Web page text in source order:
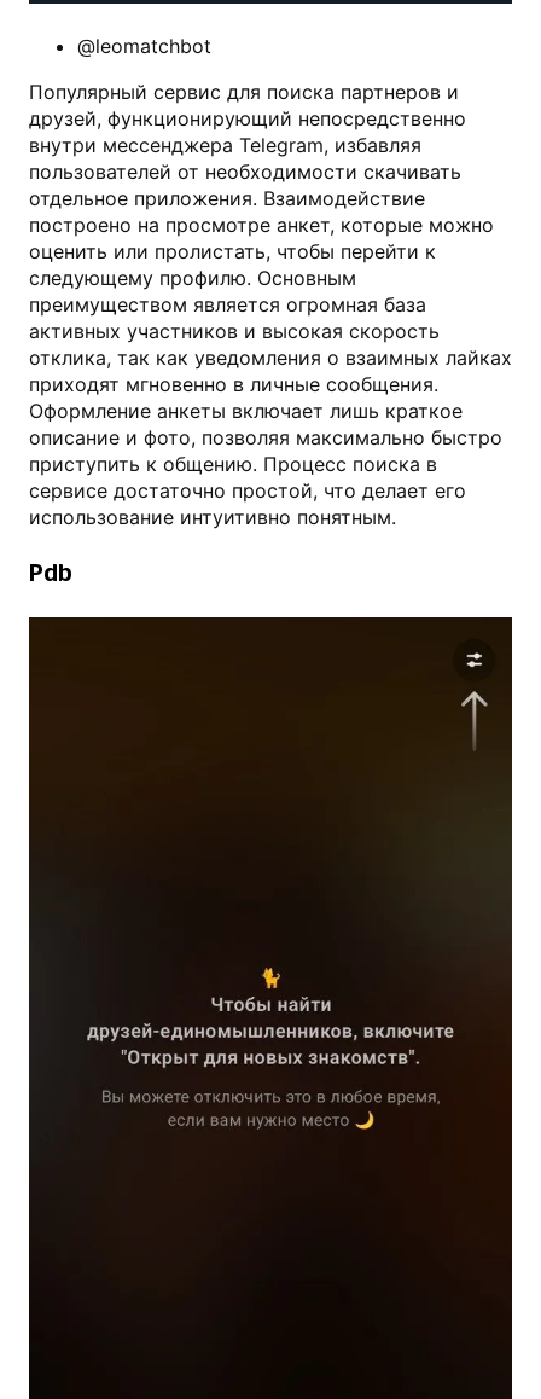
@leomatchbot
Популярный сервис для поиска партнеров и
друзей, функционирующий непосредственно
внутри мессенджера Telegram, избавляя
пользователей от необходимости скачивать
отдельное приложения. Взаимодействие
построено на просмотре анкет, которые можно
оценить или пролистать, чтобы перейти к
следующему профилю. Основным
преимуществом является огромная база
активных участников и высокая скорость
отклика, так как уведомления о взаимных лайках
приходят мгновенно в личные сообщения.
Оформление анкеты включает лишь краткое
описание и фото, позволяя максимально быстро
приступить к общению. Процесс поиска в
сервисе достаточно простой, что делает его
использование интуитивно понятным.
Pdb